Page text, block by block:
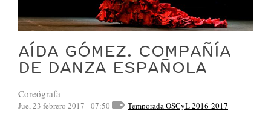
AÍDA GÓMEZ. COMPAÑÍA
DE DANZA ESPAÑOLA
Coreógrafa
Jue, 23 febrero 2017 - 07:50 Temporada OSCyL 2016-2017